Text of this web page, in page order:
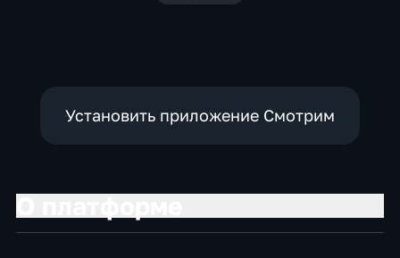
Установить приложение Смотрим